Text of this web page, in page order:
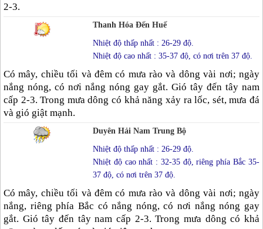
2-3.
Thanh Hóa Đến Huế
Nhiệt độ thấp nhất : 26-29 độ.
Nhiệt độ cao nhất : 35-37 độ, có nơi trên 37 độ.
Có mây, chiều tối và đêm có mưa rào và dông vài nơi; ngày
nắng nóng, có nơi nắng nóng gay gắt. Gió tây đến tây nam
cấp 2-3. Trong mưa dông có khả năng xảy ra lốc, sét, mưa đá
và gió giật mạnh.
Duyên Hải Nam Trung Bộ
Nhiệt độ thấp nhất : 26-29 độ.
Nhiệt độ cao nhất : 32-35 độ, riêng phía Bắc 35-
37 độ, có nơi trên 37 độ.
Có mây, chiều tối và đêm có mưa rào và dông vài nơi; ngày
nắng, riêng phía Bắc có nắng nóng, có nơi nắng nóng gay
gắt. Gió tây đến tây nam cấp 2-3. Trong mưa dông có khả